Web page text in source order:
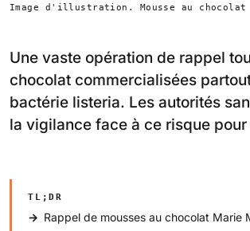
Image d'illustration. Mousse au chocolat
Une vaste opération de rappel
chocolat commercialisées
bactérie listeria. Les autorités
la vigilance face à ce risque pour
TL;DR
Rappel de mousses au chocolat Marie